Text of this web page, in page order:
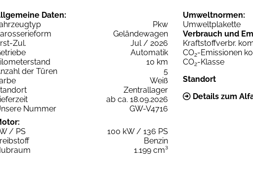
Daten:
Pkw
Geländewagen
Zul.
Jul / 2026
Automatik
10 km
der Türen
5
Weiß
Zentrallager
ab ca. 18.09.2026
Nummer
GW-V4716
/ PS
100 kW / 136 PS
Benzin
1.199 cm³
Umweltnormen:
Umweltplakette
Verbrauch und
Kraftstoffverbr.
CO2-Emissionen
CO2-Klasse
Standort
Details zum